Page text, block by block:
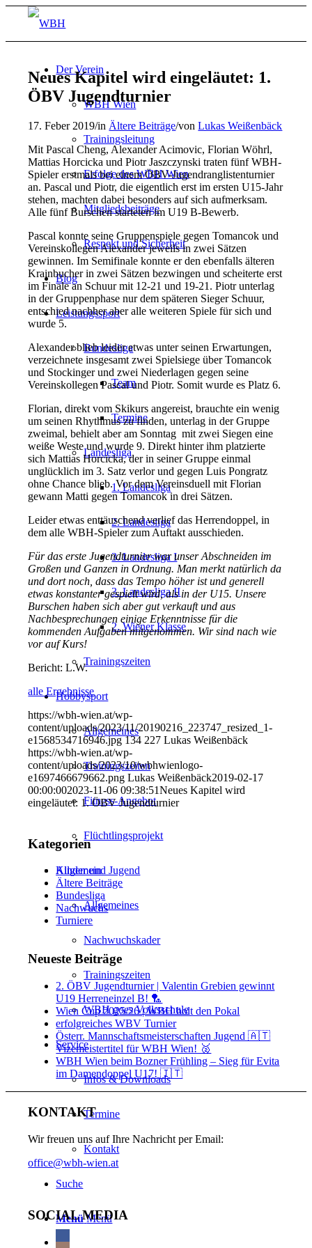
Der Verein
WBH Wien
Trainingsleitung
Erfolge des WBH Wien
Mitgliedsbeiträge
Respekt und Sicherheit
Blog
Leistungssport
Bundesliga
Team
Termine
Landesliga
1. Landesliga
2. Landesliga
3. Landesliga I
3. Landesliga II
2. Wiener Klasse
Trainingszeiten
Hobbysport
Allgemeines
Trainingszeiten
Fitness-Angebot
Flüchtlingsprojekt
Kinder und Jugend
Allgemeines
Nachwuchskader
Trainingszeiten
WBH goes Volksschule
Service
Infos & Downloads
Termine
Kontakt
Suche
Menü Menü
Neues Kapitel wird eingeläutet: 1.
ÖBV Jugendturnier
17. Feber 2019/in Ältere Beiträge/vonLukas Weißenbäck
Mit Pascal Cheng, Alexander Acimovic, Florian Wöhrl,
Mattias Horcicka und Piotr Jaszczynski traten fünf WBH-
Spieler erstmals bei einem ÖBV-Jugendranglistenturnier
an. Pascal und Piotr, die eigentlich erst im ersten U15-Jahr
stehen, machten dabei besonders auf sich aufmerksam.
Alle fünf Burschen starteten im U19 B-Bewerb.
Pascal konnte seine Gruppenspiele gegen Tomancok und
Vereinskollegen Alexander jeweils in zwei Sätzen
gewinnen. Im Semifinale konnte er den ebenfalls älteren
Krainbucher in zwei Sätzen bezwingen und scheiterte erst
im Finale an Schuur mit 12-21 und 19-21. Piotr unterlag
in der Gruppenphase nur dem späteren Sieger Schuur,
entschied nachher aber alle weiteren Spiele für sich und
wurde 5.
Alexander blieb leider etwas unter seinen Erwartungen,
verzeichnete insgesamt zwei Spielsiege über Tomancok
und Stockinger und zwei Niederlagen gegen seine
Vereinskollegen Pascal und Piotr. Somit wurde es Platz 6.
Florian, direkt vom Skikurs angereist, brauchte ein wenig
um seinen Rhythmus zu finden, unterlag in der Gruppe
zweimal, behielt aber am Sonntag mit zwei Siegen eine
weiße Weste und wurde 9. Direkt hinter ihm platzierte
sich Mattias Horcicka, der in seiner Gruppe einmal
unglücklich im 3. Satz verlor und gegen Luis Pongratz
ohne Chance blieb. Vor dem Vereinsduell mit Florian
gewann Matti gegen Tomancok in drei Sätzen.
Leider etwas enttäuschend verlief das Herrendoppel, in
dem alle WBH-Spieler zum Auftakt ausschieden.
Für das erste Jugendturnier war unser Abschneiden im
Großen und Ganzen in Ordnung. Man merkt natürlich da
und dort noch, dass das Tempo höher ist und generell
etwas konstanter gespielt wird, als in der U15. Unsere
Burschen haben sich aber gut verkauft und aus
Nachbesprechungen einige Erkenntnisse für die
kommenden Aufgaben mitgenommen. Wir sind nach wie
vor auf Kurs!
Bericht: L.W.
alle Ergebnisse
https://wbh-wien.at/wp-
content/uploads/2023/11/20190216_223747_resized_1-
e1568534716946.jpg 134 227 Lukas Weißenbäck
https://wbh-wien.at/wp-
content/uploads/2023/10/wbhwienlogo-
e1697466679662.png Lukas Weißenbäck2019-02-17
00:00:002023-11-06 09:38:51Neues Kapitel wird
eingeläutet: 1. ÖBV Jugendturnier
Kategorien
Allgemein
Ältere Beiträge
Bundesliga
Nachwuchs
Turniere
Neueste Beiträge
2. ÖBV Jugendturnier | Valentin Grebien gewinnt
U19 Herreneinzel B! 🏸
Wien Cup 2025/26 | WBH holt den Pokal
erfolgreiches WBV Turnier
Österr. Mannschaftsmeisterschaften Jugend 🇦🇹
Vizemeistertitel für WBH Wien! 🥈
WBH Wien beim Bozner Frühling – Sieg für Evita
im Damendoppel U17! 🇮🇹
KONTAKT
Wir freuen uns auf Ihre Nachricht per Email:
office@wbh-wien.at
SOCIAL MEDIA